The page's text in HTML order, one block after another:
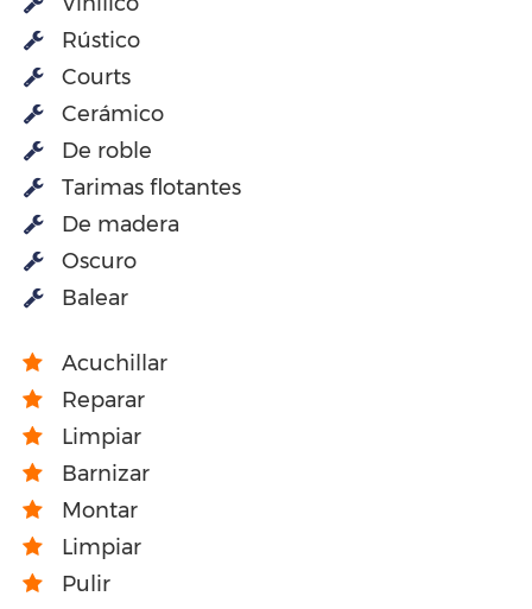
Rústico
Courts
Cerámico
De roble
Tarimas flotantes
De madera
Oscuro
Balear
Acuchillar
Reparar
Limpiar
Barnizar
Montar
Limpiar
Pulir